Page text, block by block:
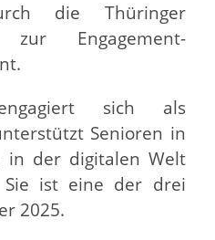
die Thüringer
zur Engagement-
sich als
Senioren in
in der digitalen Welt
ist eine der drei
2025.